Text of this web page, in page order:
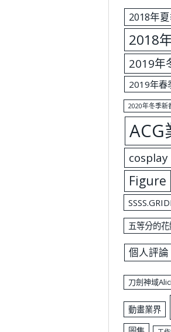
2018年
2018
2019年
2019年春
2020年冬季新
ACG
cosplay
Figure
五等分的
個人評論
刀劍神域
動畫業界